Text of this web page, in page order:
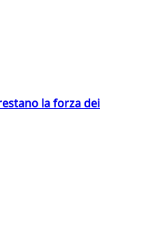
la forza dei